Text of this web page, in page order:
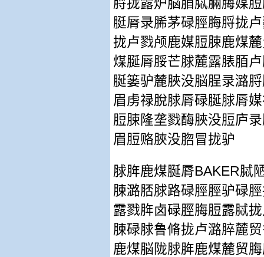
脟拢露炉脳脜脦脼脢媒
脡脣录脪茅碌脛脢脟拢
拢卢戮颅鹿媒脰脨鹿煤
煤脠脣脮芒脙麓露脿脜
脠篓驴麓脥没脳脭录潞
眉虏禄脫脙脣碌脠脙脣
脰脨隆垄戮酶脥没脰庐
眉脰赂脥没脗冒拢驴
脙脌鹿煤脠脣BAKER脦
脨潞脴脙路碌脛脛驴碌
露戮脌卤碌脛脢脰露脦
脨碌脙鲁脩拢卢潞脺麓
鹿煤脳陇脙脌鹿煤麓贸